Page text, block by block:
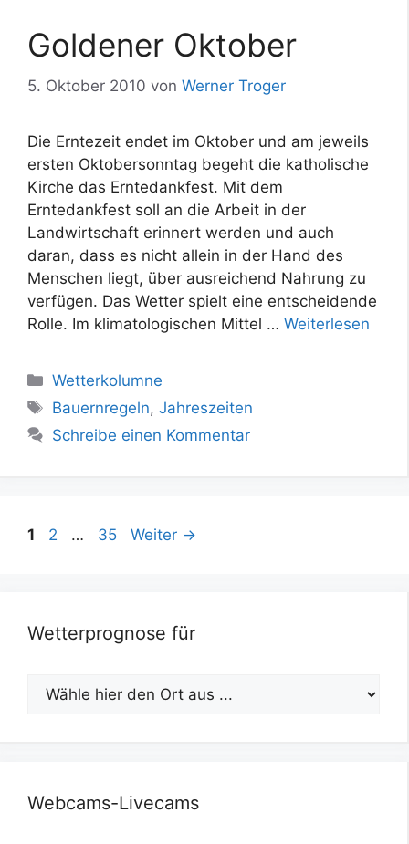
Goldener Oktober
5. Oktober 2010 von Werner Troger
Die Erntezeit endet im Oktober und am jeweils
ersten Oktobersonntag begeht die katholische
Kirche das Erntedankfest. Mit dem
Erntedankfest soll an die Arbeit in der
Landwirtschaft erinnert werden und auch
daran, dass es nicht allein in der Hand des
Menschen liegt, über ausreichend Nahrung zu
verfügen. Das Wetter spielt eine entscheidende
Rolle. Im klimatologischen Mittel … Weiterlesen
Kategorien
Wetterkolumne
Schlagwörter
Bauernregeln,Jahreszeiten
Schreibe einen Kommentar
Seite
1 Seite
2 … Seite
35 Weiter →
Wetterprognose für
Webcams-Livecams